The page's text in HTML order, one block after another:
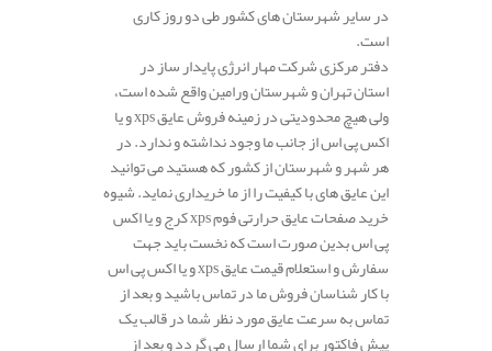
در سایر شهرستان های کشور طی دو روز کاری
است.
دفتر مرکزی شرکت مهار انرژی پایدار ساز در
استان تهران و شهرستان ورامین واقع شده است،
ولی هیچ محدودیتی در زمینه فروش عایق xps و یا
اکس پی اس از جانب ما وجود نداشته و ندارد. در
هر شهر و شهرستان از کشور که هستید می توانید
این عایق های با کیفیت را از ما خریداری نماید. شیوه
خرید صفحات عایق حرارتی فوم xps کرج و یا اکس
پی اس بدین صورت است که نخست باید جهت
سفارش و استعلام قیمت عایق xps و یا اکس پی اس
با کار شناسان فروش ما در تماس باشید و بعد از
تماس به سرعت عایق مورد نظر شما در قالب یک
پیش فاکتور برای شما ارسال می گردد و بعد از